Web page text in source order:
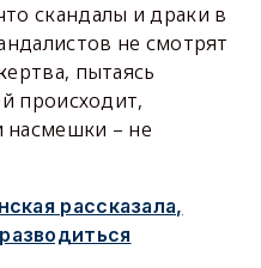
скандалы и драки в
не смотрят
пытаясь
происходит,
насмешки – не
рассказала,